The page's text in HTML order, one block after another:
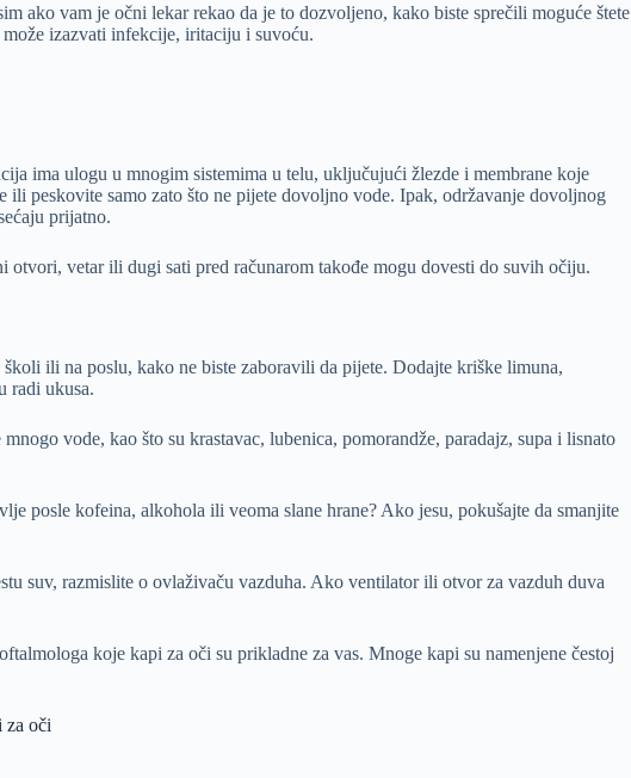
ako vam je očni lekar rekao da je to dozvoljeno, kako biste sprečili moguće štete
izazvati infekcije, iritaciju i suvoću.
ima ulogu u mnogim sistemima u telu, uključujući žlezde i membrane koje
ili peskovite samo zato što ne pijete dovoljno vode. Ipak, održavanje dovoljnog
prijatno.
otvori, vetar ili dugi sati pred računarom takođe mogu dovesti do suvih očiju.
ili na poslu, kako ne biste zaboravili da pijete. Dodajte kriške limuna,
radi ukusa.
vode, kao što su krastavac, lubenica, pomorandže, paradajz, supa i lisnato
posle kofeina, alkohola ili veoma slane hrane? Ako jesu, pokušajte da smanjite
suv, razmislite o ovlaživaču vazduha. Ako ventilator ili otvor za vazduh duva
koje kapi za oči su prikladne za vas. Mnoge kapi su namenjene čestoj
za oči